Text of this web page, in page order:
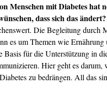
Menschen mit Diabetes hat
dass sich das ändert?
Die Begleitung durch
es um Themen wie
für die Unterstützung in
Hier geht es darum,
zu bedrängen. All das